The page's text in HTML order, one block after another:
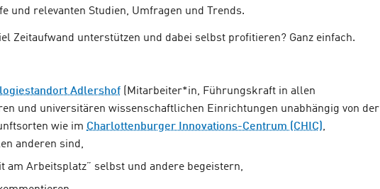
und relevanten Studien, Umfragen und Trends.
Zeitaufwand unterstützen und dabei selbst profitieren? Ganz einfach.
Adlershof (Mitarbeiter*in, Führungskraft in allen
und universitären wissenschaftlichen Einrichtungen unabhängig von der
wie im Charlottenburger Innovations-Centrum (CHIC),
anderen sind,
am Arbeitsplatz” selbst und andere begeistern,